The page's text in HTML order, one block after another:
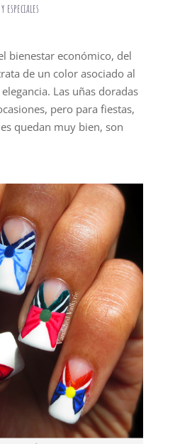
especiales
bienestar económico, del
de un color asociado al
Las uñas doradas
pero para fiestas,
quedan muy bien, son